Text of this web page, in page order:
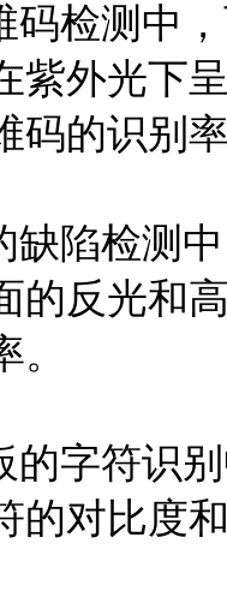
码检测中
紫外光下
码的识别
缺陷检测
的反光和
的字符识
的对比度